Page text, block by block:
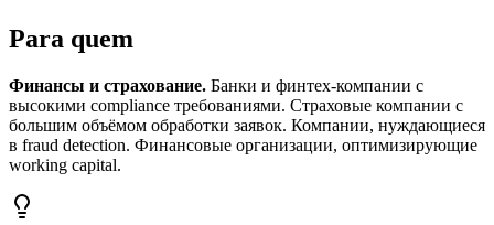
Para quem
Финансы и страхование. Банки и финтех-компании с
высокими compliance требованиями. Страховые компании с
большим объёмом обработки заявок. Компании, нуждающиеся
в fraud detection. Финансовые организации, оптимизирующие
working capital.